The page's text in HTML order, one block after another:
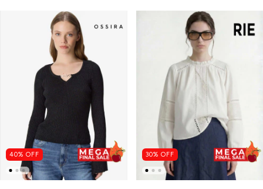
40% OFF 30% OFF